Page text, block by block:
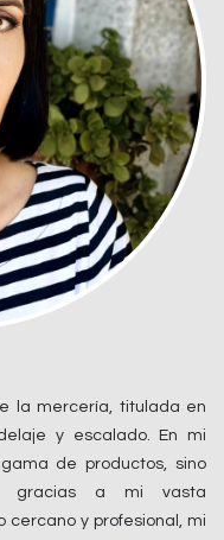
la mercería, titulada en
y escalado. En mi
de productos, sino
gracias a mi vasta
cercano y profesional, mi